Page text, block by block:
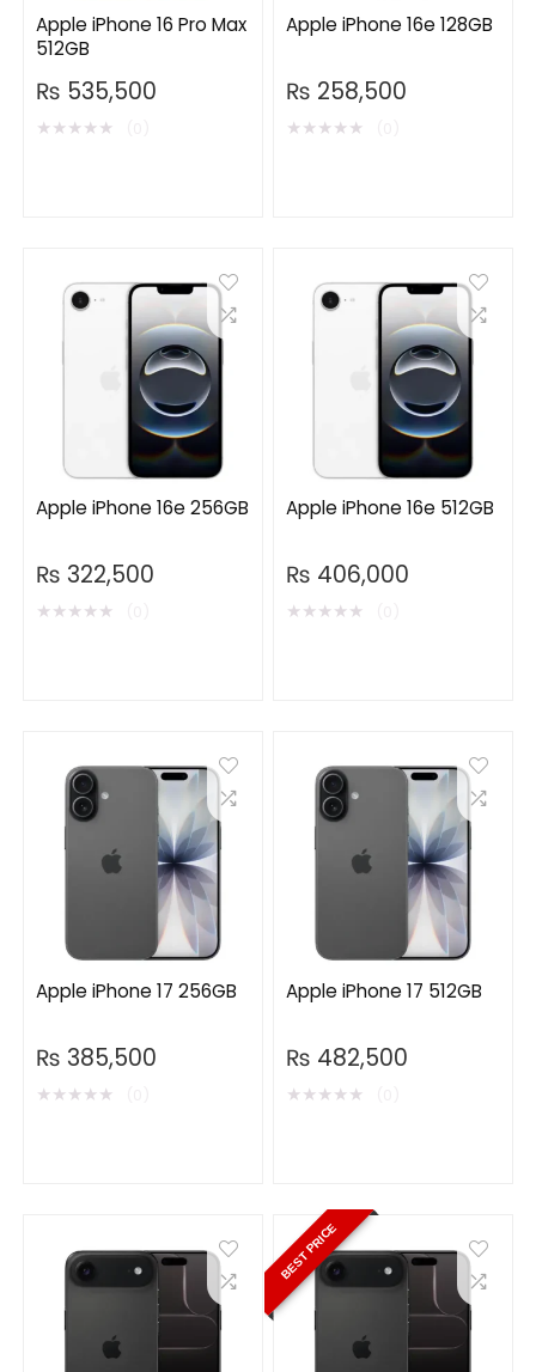
Apple iPhone 16 Pro Max
512GB
₨ 535,500
★★★★★
Apple iPhone 16e 128GB
₨ 258,500
★★★★★
Apple iPhone 16e 256GB
₨ 322,500
★★★★★
Apple iPhone 16e 512GB
₨ 406,000
★★★★★
Apple iPhone 17 256GB
₨ 385,500
★★★★★
Apple iPhone 17 512GB
₨ 482,500
★★★★★
BEST PRICE